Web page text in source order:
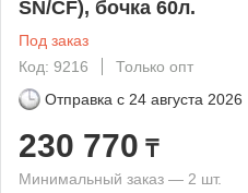
SN/CF), бочка 60л.
Под заказ
Код: 9216
Только опт
Отправка с 24 августа 2026
230 770 ₸
Минимальный заказ — 2 шт.